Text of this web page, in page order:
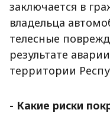
заключается в
владельца
телесные
результате
территории
- Какие риски